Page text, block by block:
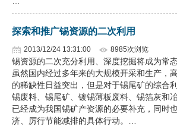
探索和推广锡资源的二次利用
2013/12/24 13:31:00 8985次浏览
锡资源的二次充分利用、深度挖掘将成为常
虽然国内经过多年来的大规模开采和生产，
的稀缺性日益突出，但是对于锡尾矿的综合
锡废料、锡尾矿、镀锡薄板废料、锡箔灰和
已经成为我国锡矿产资源的必要补充，同时
济、厉行节能减排的具体行动。…